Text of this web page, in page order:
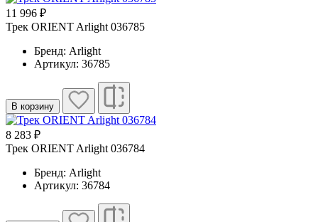
11 996 ₽
Трек ORIENT Arlight 036785
Бренд: Arlight
Артикул: 36785
В корзину
8 283 ₽
Трек ORIENT Arlight 036784
Бренд: Arlight
Артикул: 36784